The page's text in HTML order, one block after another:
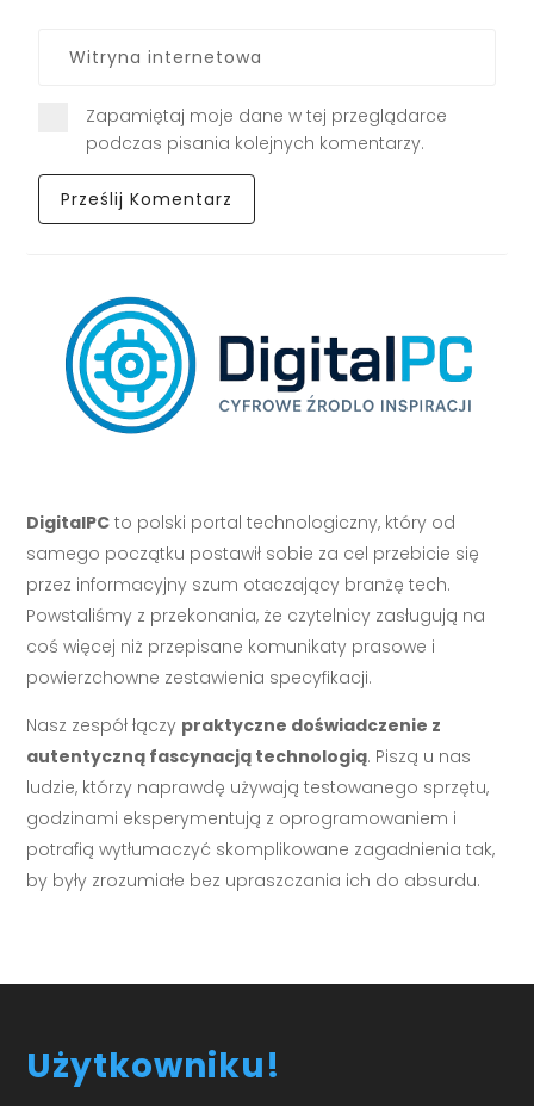
Zapamiętaj moje dane w tej przeglądarce
podczas pisania kolejnych komentarzy.
DigitalPC to polski portal technologiczny, który od
samego początku postawił sobie za cel przebicie się
przez informacyjny szum otaczający branżę tech.
Powstaliśmy z przekonania, że czytelnicy zasługują na
coś więcej niż przepisane komunikaty prasowe i
powierzchowne zestawienia specyfikacji.
Nasz zespół łączy praktyczne doświadczenie z
autentyczną fascynacją technologią. Piszą u nas
ludzie, którzy naprawdę używają testowanego sprzętu,
godzinami eksperymentują z oprogramowaniem i
potrafią wytłumaczyć skomplikowane zagadnienia tak,
by były zrozumiałe bez upraszczania ich do absurdu.
Użytkowniku!